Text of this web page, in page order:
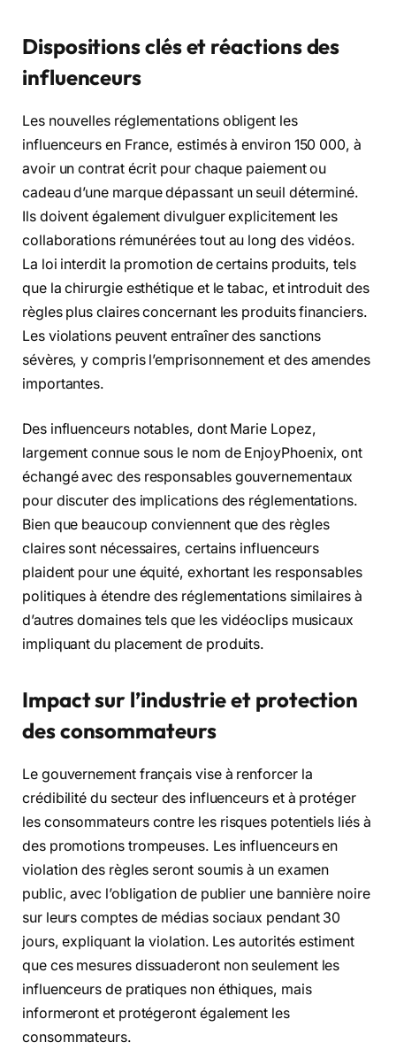
Dispositions clés et réactions des
influenceurs
Les nouvelles réglementations obligent les
influenceurs en France, estimés à environ 150 000, à
avoir un contrat écrit pour chaque paiement ou
cadeau d’une marque dépassant un seuil déterminé.
Ils doivent également divulguer explicitement les
collaborations rémunérées tout au long des vidéos.
La loi interdit la promotion de certains produits, tels
que la chirurgie esthétique et le tabac, et introduit des
règles plus claires concernant les produits financiers.
Les violations peuvent entraîner des sanctions
sévères, y compris l’emprisonnement et des amendes
importantes.
Des influenceurs notables, dont Marie Lopez,
largement connue sous le nom de EnjoyPhoenix, ont
échangé avec des responsables gouvernementaux
pour discuter des implications des réglementations.
Bien que beaucoup conviennent que des règles
claires sont nécessaires, certains influenceurs
plaident pour une équité, exhortant les responsables
politiques à étendre des réglementations similaires à
d’autres domaines tels que les vidéoclips musicaux
impliquant du placement de produits.
Impact sur l’industrie et protection
des consommateurs
Le gouvernement français vise à renforcer la
crédibilité du secteur des influenceurs et à protéger
les consommateurs contre les risques potentiels liés à
des promotions trompeuses. Les influenceurs en
violation des règles seront soumis à un examen
public, avec l’obligation de publier une bannière noire
sur leurs comptes de médias sociaux pendant 30
jours, expliquant la violation. Les autorités estiment
que ces mesures dissuaderont non seulement les
influenceurs de pratiques non éthiques, mais
informeront et protégeront également les
consommateurs.